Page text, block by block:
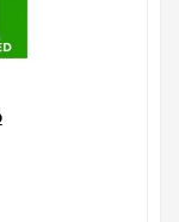
1шт)
Закажите
к вашей